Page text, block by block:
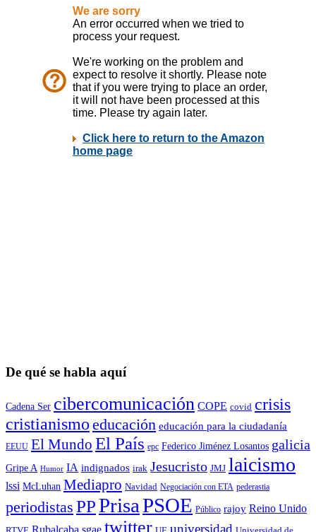
De qué se habla aquí
Cadena Ser cibercomunicación COPE covid crisis
cristianismo educación educación para la ciudadaní­a
EEUU El Mundo El País epc Federico Jiménez Losantos galicia
Gripe A Humor IA indignados irak Jesucristo JMJ laicismo
lssi McLuhan Mediapro Navidad Negociación con ETA pederastia
periodistas PPPrisaPSOE Público rajoy Reino Unido
Rubalcaba sgae twitter universidad